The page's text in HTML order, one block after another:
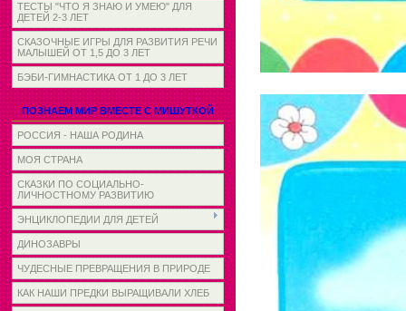
ТЕСТЫ "ЧТО Я ЗНАЮ И УМЕЮ" ДЛЯ
ДЕТЕЙ 2-3 ЛЕТ
СКАЗОЧНЫЕ ИГРЫ ДЛЯ РАЗВИТИЯ РЕЧИ
МАЛЫШЕЙ ОТ 1,5 ДО 3 ЛЕТ
БЭБИ-ГИМНАСТИКА ОТ 1 ДО 3 ЛЕТ
ПОЗНАЕМ МИР ВМЕСТЕ С МИШУТКОЙ
РОССИЯ - НАША РОДИНА
МОЯ СТРАНА
СКАЗКИ ПО СОЦИАЛЬНО-
ЛИЧНОСТНОМУ РАЗВИТИЮ
ЭНЦИКЛОПЕДИИ ДЛЯ ДЕТЕЙ
ДИНОЗАВРЫ
ЧУДЕСНЫЕ ПРЕВРАЩЕНИЯ В ПРИРОДЕ
КАК НАШИ ПРЕДКИ ВЫРАЩИВАЛИ ХЛЕБ